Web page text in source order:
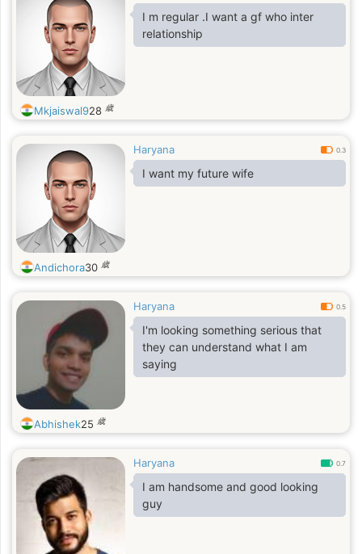
I m regular .I want a gf who inter
relationship
Mkjaiswal928 歳
Haryana 0.3
I want my future wife
Andichora30 歳
Haryana 0.5
I'm looking something serious that
they can understand what I am
saying
Abhishek25 歳
Haryana 0.7
I am handsome and good looking
guy